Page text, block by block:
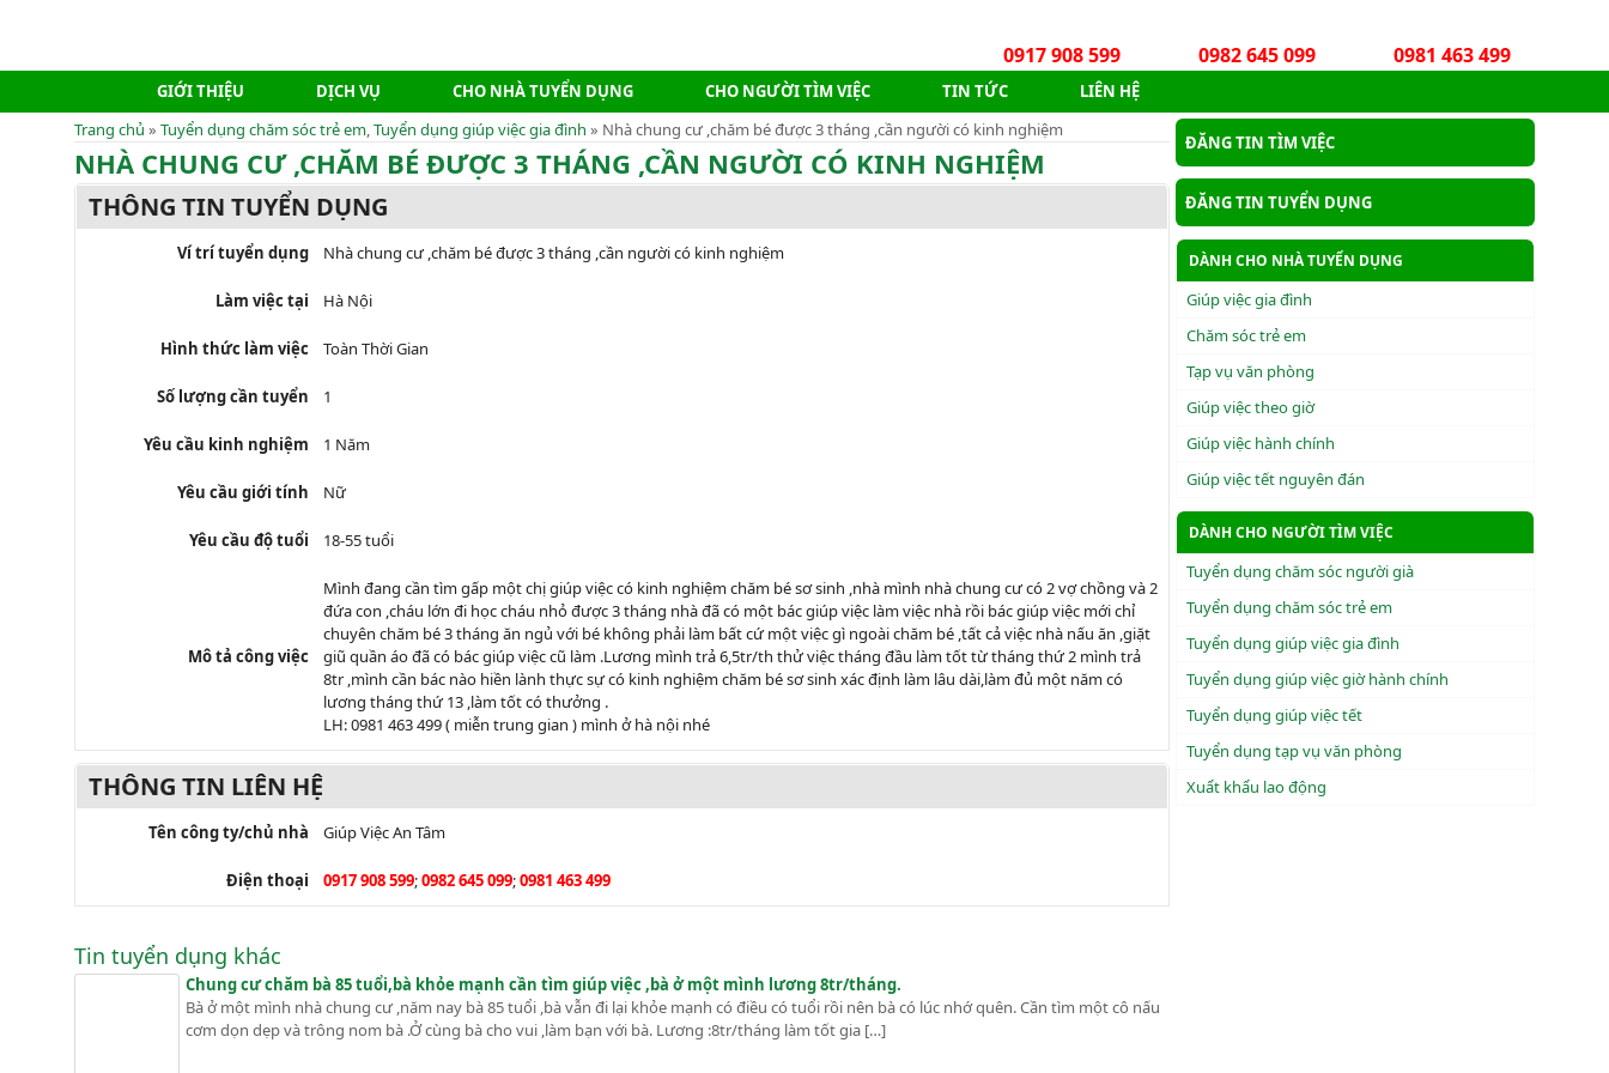
0981 463 499
0982 645 099
0917 908 599
GIỚI THIỆU DỊCH VỤ CHO NHÀ TUYỂN DỤNG CHO NGƯỜI TÌM VIỆC TIN TỨC
LIÊN HỆ
Trang chủ » Tuyển dụng chăm sóc trẻ em,Tuyển dụng giúp việc gia đình » Nhà chung cư ,chăm bé được 3 tháng ,cần người có kinh nghiệm
NHÀ CHUNG CƯ ,CHĂM BÉ ĐƯỢC 3 THÁNG ,CẦN NGƯỜI CÓ KINH NGHIỆM
THÔNG TIN TUYỂN DỤNG
Ví trí tuyển dụng Nhà chung cư ,chăm bé được 3 tháng ,cần người có kinh nghiệm
Làm việc tại Hà Nội
Hình thức làm việc Toàn Thời Gian
Số lượng cần tuyển 1
Yêu cầu kinh nghiệm 1 Năm
Yêu cầu giới tính Nữ
Yêu cầu độ tuổi 18-55 tuổi
Mô tả công việc
Mình đang cần tìm gấp một chị giúp việc có kinh nghiệm chăm bé sơ sinh ,nhà mình nhà chung cư có 2 vợ chồng và 2
đứa con ,cháu lớn đi học cháu nhỏ được 3 tháng nhà đã có một bác giúp việc làm việc nhà rồi bác giúp việc mới chỉ
chuyên chăm bé 3 tháng ăn ngủ với bé không phải làm bất cứ một việc gì ngoài chăm bé ,tất cả việc nhà nấu ăn ,giặt
giũ quần áo đã có bác giúp việc cũ làm .Lương mình trả 6,5tr/th thử việc tháng đầu làm tốt từ tháng thứ 2 mình trả
8tr ,mình cần bác nào hiền lành thực sự có kinh nghiệm chăm bé sơ sinh xác định làm lâu dài,làm đủ một năm có
lương tháng thứ 13 ,làm tốt có thưởng .
LH: 0981 463 499 ( miễn trung gian ) mình ở hà nội nhé
THÔNG TIN LIÊN HỆ
Tên công ty/chủ nhà Giúp Việc An Tâm
Điện thoại 0917 908 599;0982 645 099;0981 463 499
Tin tuyển dụng khác
Chung cư chăm bà 85 tuổi,bà khỏe mạnh cần tìm giúp việc ,bà ở một mình lương 8tr/tháng.
Bà ở một mình nhà chung cư ,năm nay bà 85 tuổi ,bà vẫn đi lại khỏe mạnh có điều có tuổi rồi nên bà có lúc nhớ quên. Cần tìm một cô nấu
cơm dọn dẹp và trông nom bà .Ở cùng bà cho vui ,làm bạn với bà. Lương :8tr/tháng làm tốt gia […]
ĐĂNG TIN TÌM VIỆC
ĐĂNG TIN TUYỂN DỤNG
DÀNH CHO NHÀ TUYỂN DỤNG
Giúp việc gia đình
Chăm sóc trẻ em
Tạp vụ văn phòng
Giúp việc theo giờ
Giúp việc hành chính
Giúp việc tết nguyên đán
DÀNH CHO NGƯỜI TÌM VIỆC
Tuyển dụng chăm sóc người già
Tuyển dụng chăm sóc trẻ em
Tuyển dụng giúp việc gia đình
Tuyển dụng giúp việc giờ hành chính
Tuyển dụng giúp việc tết
Tuyển dụng tạp vụ văn phòng
Xuẩt khẩu lao động